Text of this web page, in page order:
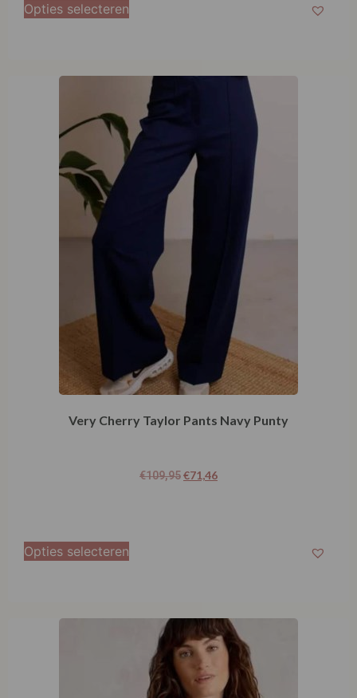
Opties selecteren
Very Cherry Taylor Pants Navy Punty
€109,95€71,46
Opties selecteren